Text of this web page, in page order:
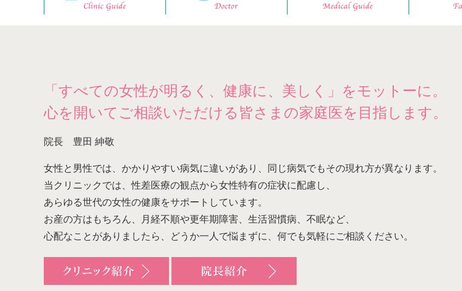
「すべての女性が明るく、健康に、美しく」をモットーに。
心を開いてご相談いただける皆さまの家庭医を目指します。
院長 豊田 紳敬
女性と男性では、かかりやすい病気に違いがあり、同じ病気でもその現れ方が異なります。
当クリニックでは、性差医療の観点から女性特有の症状に配慮し、
あらゆる世代の女性の健康をサポートしています。
お産の方はもちろん、月経不順や更年期障害、生活習慣病、不眠など、
心配なことがありましたら、どうか一人で悩まずに、何でも気軽にご相談ください。